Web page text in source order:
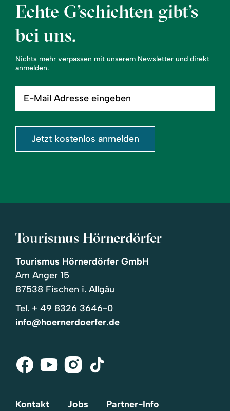
Echte G’schichten gibt’s
bei uns.
Nichts mehr verpassen mit unserem Newsletter und direkt
anmelden.
Mail
eingeben
Jetzt kostenlos anmelden
Tourismus Hörnerdörfer
Tourismus Hörnerdörfer GmbH
Am Anger 15
87538 Fischen i. Allgäu
Tel. + 49 8326 3646-0
info@hoernerdoerfer.de
Facebook
Youtube
Instagram
Tik-
Kontakt Jobs Partner-Info